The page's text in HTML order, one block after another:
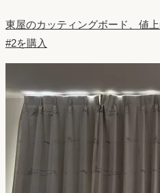
東屋のカッティングボード、値
#2を購入